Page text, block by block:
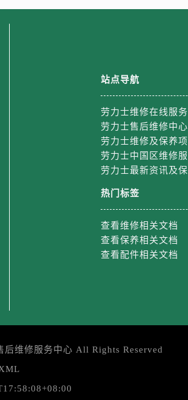
后服务中心（需提前预约）
前预约）
预约）
售后服务中心（需提前预约）
前预约）
力士售后服务中心（需提前预约）
站点导航
劳力士维修在线服务
劳力士售后维修中
劳力士维修及保养项
劳力士中国区维修
劳力士最新资讯及
热门标签
查看维修相关文档
查看保养相关文档
查看配件相关文档
后维修服务中心 All Rights Reserved